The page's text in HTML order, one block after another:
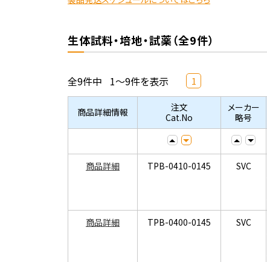
生体試料・培地・試薬（全9件）
全9件中 1～9件を表示 1
商品詳細情報
注文
Cat.No
メーカー
略号
商品詳細 TPB-0410-0145 SVC
商品詳細 TPB-0400-0145 SVC